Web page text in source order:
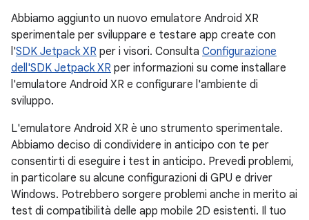
Abbiamo aggiunto un nuovo emulatore Android XR
sperimentale per sviluppare e testare app create con
l'SDK Jetpack XR per i visori. Consulta Configurazione
dell'SDK Jetpack XR per informazioni su come installare
l'emulatore Android XR e configurare l'ambiente di
sviluppo.
L'emulatore Android XR è uno strumento sperimentale.
Abbiamo deciso di condividere in anticipo con te per
consentirti di eseguire i test in anticipo. Prevedi problemi,
in particolare su alcune configurazioni di GPU e driver
Windows. Potrebbero sorgere problemi anche in merito ai
test di compatibilità delle app mobile 2D esistenti. Il tuo